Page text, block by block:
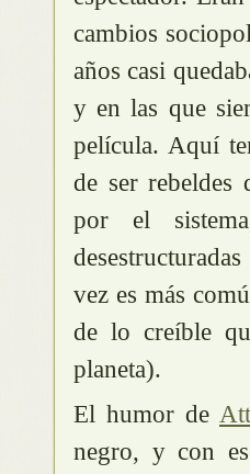
cambios
años casi
y en las que
película. Aquí
de ser rebeldes
por el
vez es más
de lo creíble
planeta).
El humor de
negro, y con